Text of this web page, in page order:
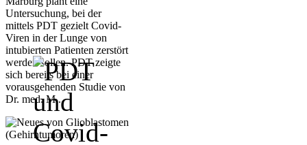
Untersuchung, bei der
mittels PDT gezielt Covid-
Viren in der Lunge von
intubierten Patienten zerstört
werden sollen. PDT zeigte
sich bereits bei einer
vorausgehenden Studie von
Dr. med. M...